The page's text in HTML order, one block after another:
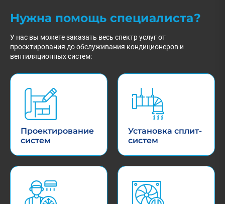
Нужна помощь специалиста?
У нас вы можете заказать весь спектр услуг от
проектирования до обслуживания кондиционеров и
вентиляционных систем:
Проектирование
систем
Установка сплит-
систем